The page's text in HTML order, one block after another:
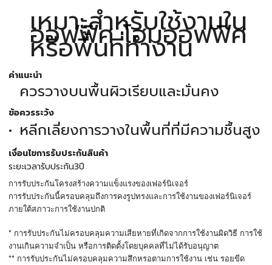
เหมาะสำหรับใช้งานใน
ออฟฟิศ โฮมออฟฟิศ
หรือพื้นที่ทำงาน
คำแนะนำ
ควรวางบนพื้นผิวเรียบและมั่นคง
ข้อควรระวัง
หลีกเลี่ยงการวางในพื้นที่ที่มีความชื้นสูง
เงื่อนไขการรับประกันสินค้า
ระยะเวลารับประกัน3ปี
การรับประกันโครงสร้างความแข็งแรงของเฟอร์นิเจอร์
การรับประกันนี้ครอบคลุมถึงการคงรูปทรงและการใช้งานของเฟอร์นิเจอร์
ภายใต้สภาวะการใช้งานปกติ
* การรับประกันไม่ครอบคลุมความเสียหายที่เกิดจากการใช้งานผิดวิธี การใช้
งานเกินความจำเป็น หรือการติดตั้งโดยบุคคลที่ไม่ได้รับอนุญาต
** การรับประกันไม่ครอบคลุมความสึกหรอตามการใช้งาน เช่น รอยขีด